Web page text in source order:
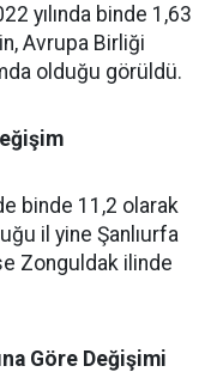
yılında binde 1,63
Avrupa Birliği
olduğu görüldü.
binde 11,2 olarak
il yine Şanlıurfa
Zonguldak ilinde
Göre Değişimi